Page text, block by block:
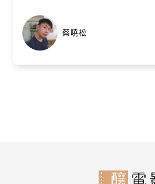
蔡曉松